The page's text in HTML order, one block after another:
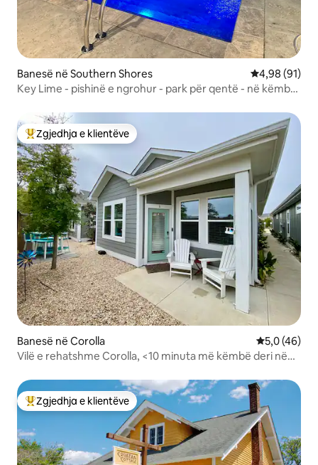
Banesë në Southern Shores Vlerësimi
4,98 (91)
Key Lime - pishinë e ngrohur - park për qentë - në këmbë
Më të mirat e zgjedhjeve të klientëve
Zgjedhja e klientëve
Banesë në Corolla Vlerësimi
5,0 (46)
Vilë e rehatshme Corolla, <10 minuta më këmbë deri në
Më të mirat e zgjedhjeve të klientëve
Zgjedhja e klientëve